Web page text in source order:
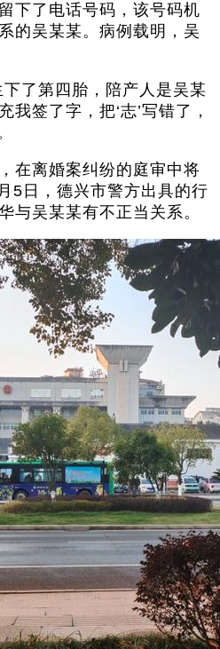
下了电话号码，该号码机
的吴某某。病例载明，吴
了第四胎，陪产人是吴某
签了字，把‘志’写错了，
离婚案纠纷的庭审中将
5日，德兴市警方出具的行
与吴某某有不正当关系。